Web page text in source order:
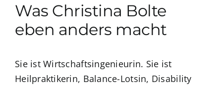
Was Christina Bolte
eben anders macht
Sie ist Wirtschaftsingenieurin. Sie ist
Heilpraktikerin, Balance-Lotsin, Disability